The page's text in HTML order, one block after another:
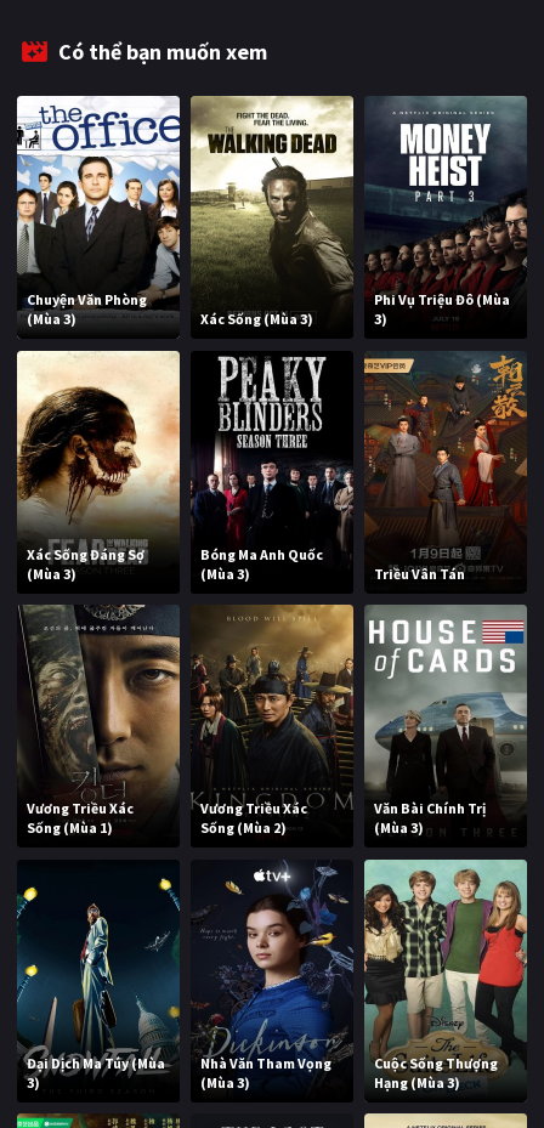
PHIM CHIẾU RẠP
TUYỂN TẬP PHIM
BLOG
Có thể bạn muốn xem
Chuyện Văn Phòng
(Mùa 3)
Xác Sống (Mùa 3)
Phi Vụ Triệu Đô (Mùa
3)
Xác Sống Đáng Sợ
(Mùa 3)
Bóng Ma Anh Quốc
(Mùa 3)
Triều Vân Tán
Vương Triều Xác
Sống (Mùa 1)
Vương Triều Xác
Sống (Mùa 2)
Văn Bài Chính Trị
(Mùa 3)
Đại Dịch Ma Túy (Mùa
3)
Nhà Văn Tham Vọng
(Mùa 3)
Cuộc Sống Thượng
Hạng (Mùa 3)